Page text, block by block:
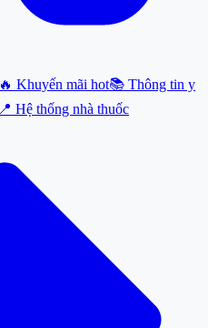
🔥 Khuyến mãi hot📚 Thông tin y
📍 Hệ thống nhà thuốc